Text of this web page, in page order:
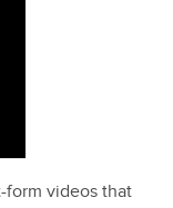
form videos that